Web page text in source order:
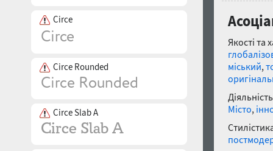
Circe
Circe Rounded
Circe Slab A
Якості та
міський,
Місто,